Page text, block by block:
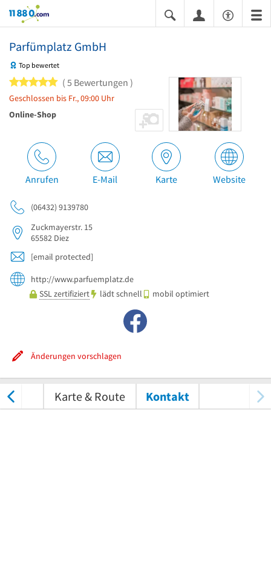
11880.com
Parfümplatz GmbH
Top bewertet
5 von 5 Sternen
5 Bewertungen
Geschlossen bis Fr., 09:00 Uhr
Online-Shop
Anrufen E-Mail Karte Website
(06432) 9139780
Zuckmayerstr. 15
65582 Diez
[email protected]
http://www.parfuemplatz.de
SSL zertifiziert
lädt schnell mobil optimiert
Änderungen vorschlagen
Karte & Route Kontakt